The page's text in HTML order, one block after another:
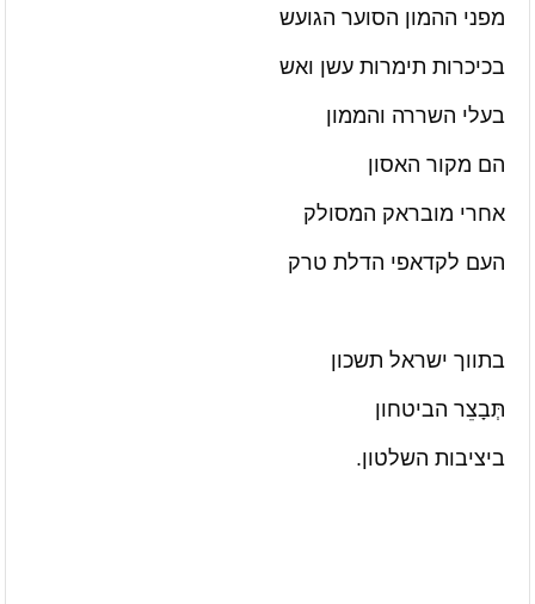
מפני ההמון הסוער הגועש
בכיכרות תימרות עשן ואש
בעלי השררה והממון
הם מקור האסון
אחרי מובראק המסולק
העם לקדאפי הדלת טרק
בתווך ישראל תשכון
תְּבָצֵר הביטחון
ביציבות השלטון.